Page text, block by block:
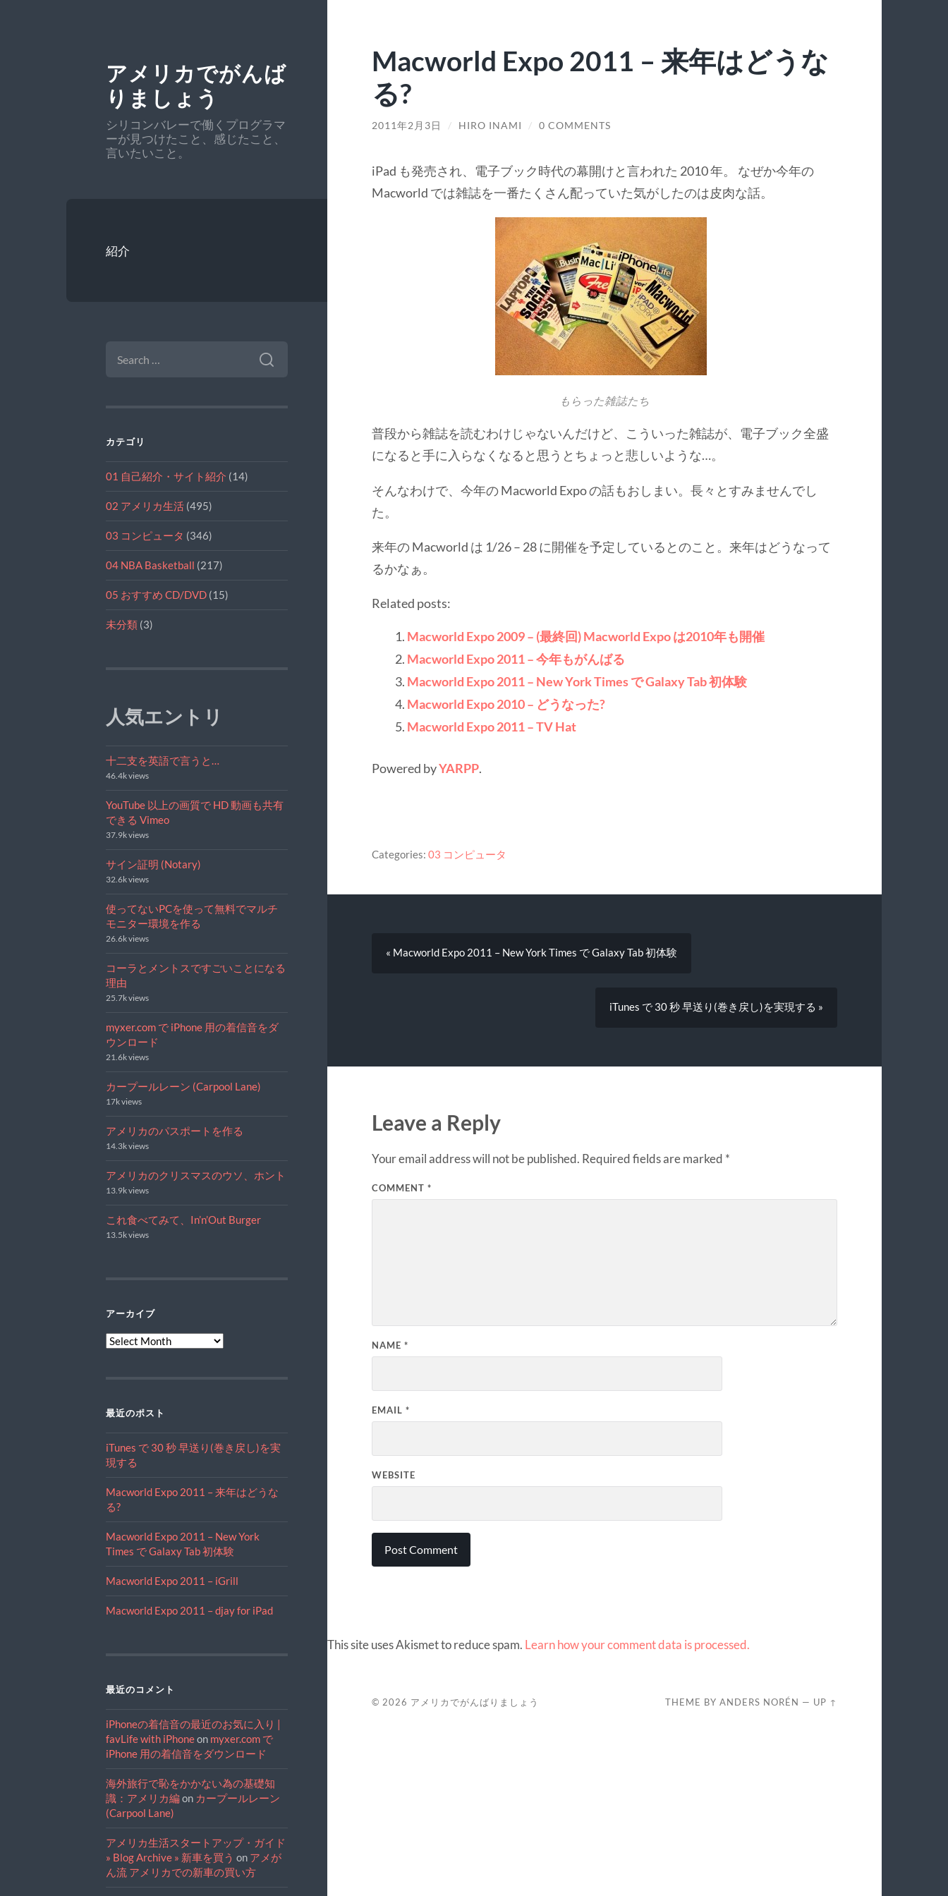
アメリカでがんば
りましょう
シリコンバレーで働くプログラマ
ーが見つけたこと、感じたこと、
言いたいこと。
紹介
FOR:
カテゴリ
01 自己紹介・サイト紹介 (14)
02 アメリカ生活(495)
03 コンピュータ (346)
04 NBA Basketball (217)
05 おすすめ CD/DVD(15)
未分類(3)
人気エントリ
十二支を英語で言うと…
46.4k views
YouTube 以上の画質で HD 動画も共有
できる Vimeo
37.9k views
サイン証明 (Notary)
32.6k views
使ってないPCを使って無料でマルチ
モニター環境を作る
26.6k views
コーラとメントスですごいことになる
理由
25.7k views
myxer.com で iPhone 用の着信音をダ
ウンロード
21.6k views
カープールレーン (Carpool Lane)
17k views
アメリカのパスポートを作る
14.3k views
アメリカのクリスマスのウソ、ホント
13.9k views
これ食べてみて、In’n’Out Burger
13.5k views
アーカイブ
ア
ー
最近のポスト
iTunes で 30 秒 早送り(巻き戻し)を実
現する
Macworld Expo 2011 – 来年はどうな
る?
Macworld Expo 2011 – New York
Times で Galaxy Tab 初体験
Macworld Expo 2011 – iGrill
Macworld Expo 2011 – djay for iPad
最近のコメント
iPhoneの着信音の最近のお気に入り |
favLife with iPhoneon myxer.com で
iPhone 用の着信音をダウンロード
海外旅行で恥をかかない為の基礎知
識：アメリカ編on カープールレーン
(Carpool Lane)
アメリカ生活スタートアップ・ガイド
» Blog Archive » 新車を買う on アメが
ん流 アメリカでの新車の買い方
Macworld Expo 2011 – 来年はどうな
る?
2011年2月3日 / HIRO INAMI / 0 COMMENTS
iPad も発売され、電子ブック時代の幕開けと言われた 2010 年。 なぜか今年の
Macworld では雑誌を一番たくさん配っていた気がしたのは皮肉な話。
もらった雑誌たち
普段から雑誌を読むわけじゃないんだけど、こういった雑誌が、電子ブック全盛
になると手に入らなくなると思うとちょっと悲しいような…。
そんなわけで、今年の Macworld Expo の話もおしまい。長々とすみませんでし
た。
来年の Macworld は 1/26 – 28 に開催を予定しているとのこと。来年はどうなって
るかなぁ。
Related posts:
Macworld Expo 2009 – (最終回) Macworld Expo は2010年も開催
Macworld Expo 2011 – 今年もがんばる
Macworld Expo 2011 – New York Times で Galaxy Tab 初体験
Macworld Expo 2010 – どうなった?
Macworld Expo 2011 – TV Hat
Powered byYARPP.
Categories: 03 コンピュータ
« Macworld Expo 2011 – New York Times で Galaxy Tab 初体験
iTunes で 30 秒 早送り(巻き戻し)を実現する »
Leave a Reply
Your email address will not be published. Required fields are marked *
COMMENT *
NAME *
EMAIL *
WEBSITE
This site uses Akismet to reduce spam. Learn how your comment data is processed.
© 2026 アメリカでがんばりましょう THEME BYANDERS NORÉN — UP ↑